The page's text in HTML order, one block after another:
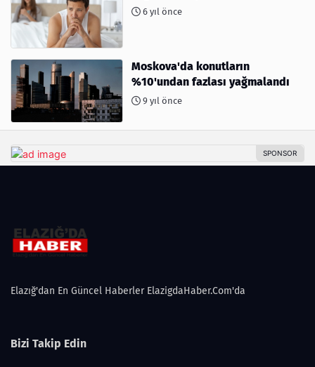
6 yıl önce
Moskova'da konutların
%10'undan fazlası yağmalandı
9 yıl önce
Elazığ'dan En Güncel Haberler ElazigdaHaber.Com'da
Bizi Takip Edin